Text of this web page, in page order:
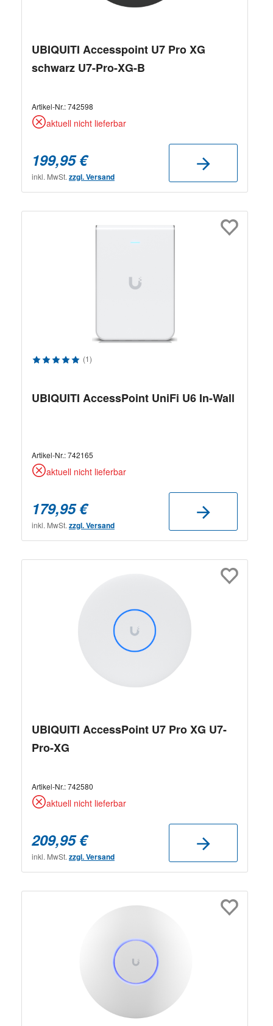
UBIQUITI Accesspoint U7 Pro XG
schwarz U7-Pro-XG-B
Artikel-Nr.:742598
aktuell nicht lieferbar
199,95 €
inkl. MwSt. zzgl. Versand
Durchschnittliche Bewertung von 5 von 5 Sternen
(1)
UBIQUITI AccessPoint UniFi U6 In-Wall
Artikel-Nr.:742165
aktuell nicht lieferbar
179,95 €
inkl. MwSt. zzgl. Versand
UBIQUITI AccessPoint U7 Pro XG U7-
Pro-XG
Artikel-Nr.:742580
aktuell nicht lieferbar
209,95 €
inkl. MwSt. zzgl. Versand